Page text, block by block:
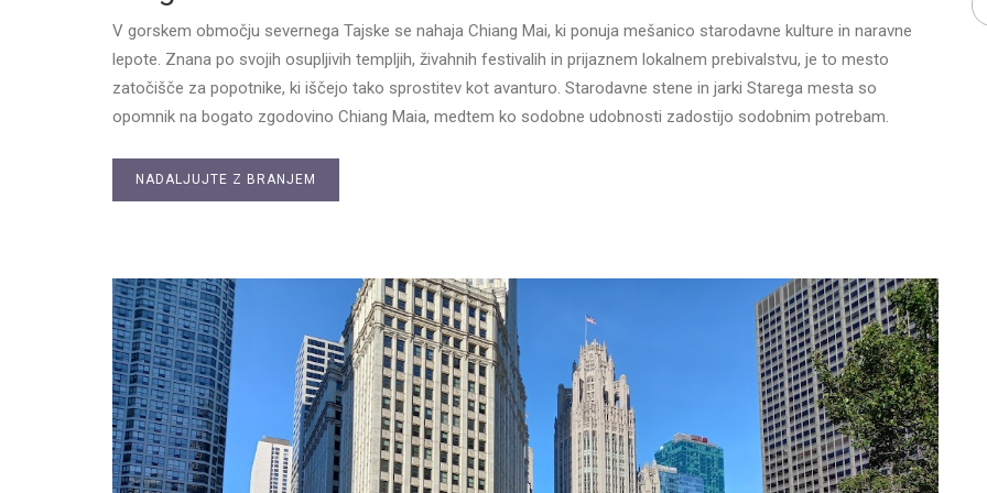
V gorskem območju severnega Tajske se nahaja Chiang Mai, ki ponuja mešanico starodavne kulture in naravne
lepote. Znana po svojih osupljivih templjih, živahnih festivalih in prijaznem lokalnem prebivalstvu, je to mesto
zatočišče za popotnike, ki iščejo tako sprostitev kot avanturo. Starodavne stene in jarki Starega mesta so
opomnik na bogato zgodovino Chiang Maia, medtem ko sodobne udobnosti zadostijo sodobnim potrebam.
NADALJUJTE Z BRANJEM